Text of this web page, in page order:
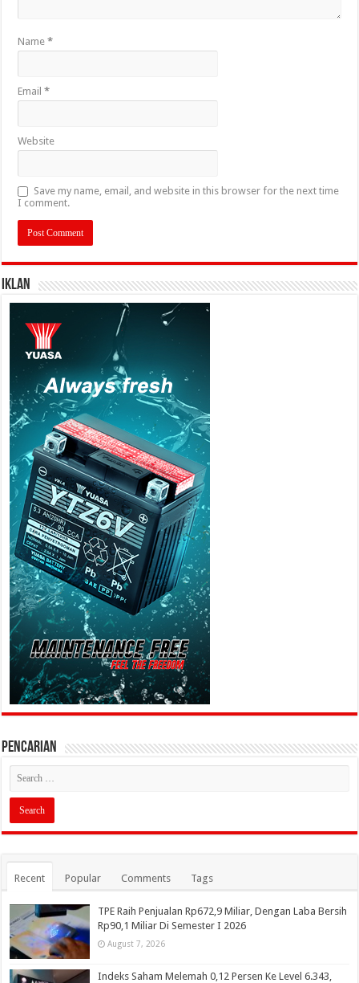
Name*
Email*
Website
Save my name, email, and website in this browser for the next time
I comment.
IKLAN
PENCARIAN
Recent Popular Comments Tags
TPE Raih Penjualan Rp672,9 Miliar, Dengan Laba Bersih
Rp90,1 Miliar Di Semester I 2026
August 7, 2026
Indeks Saham Melemah 0,12 Persen Ke Level 6.343,